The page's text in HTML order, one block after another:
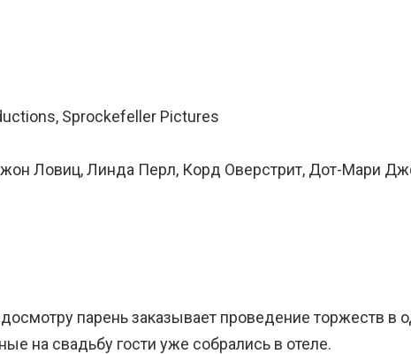
Sprockefeller Pictures
Ловиц, Линда Перл, Корд Оверстрит, Дот-Мари
парень заказывает проведение торжеств в
на свадьбу гости уже собрались в отеле.